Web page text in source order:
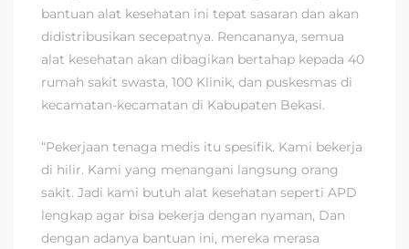
bantuan alat kesehatan ini tepat sasaran dan akan
didistribusikan secepatnya. Rencananya, semua
alat kesehatan akan dibagikan bertahap kepada 40
rumah sakit swasta, 100 Klinik, dan puskesmas di
kecamatan-kecamatan di Kabupaten Bekasi.
“Pekerjaan tenaga medis itu spesifik. Kami bekerja
di hilir. Kami yang menangani langsung orang
sakit. Jadi kami butuh alat kesehatan seperti APD
lengkap agar bisa bekerja dengan nyaman, Dan
dengan adanya bantuan ini, mereka merasa